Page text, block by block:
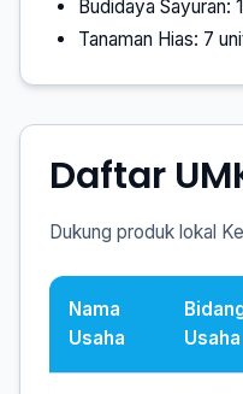
Budidaya Sayuran:
Tanaman Hias: 7
Daftar
Dukung produk lokal
Nama
Usaha
Usaha